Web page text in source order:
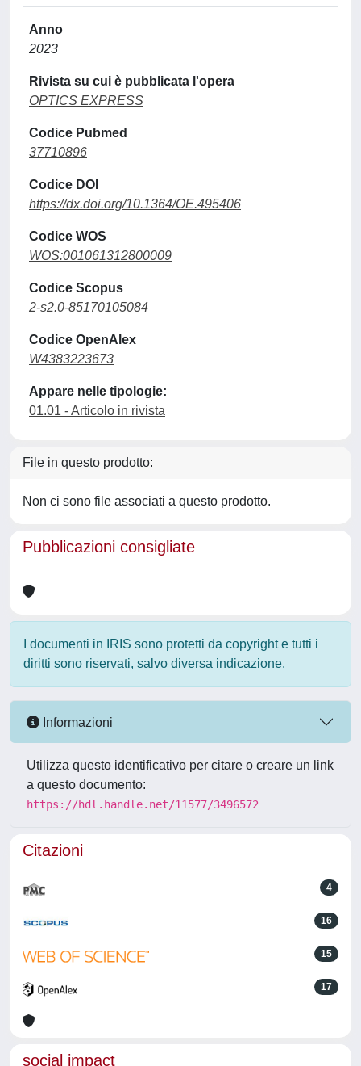
Anno
2023
Rivista su cui è pubblicata l'opera
OPTICS EXPRESS
Codice Pubmed
37710896
Codice DOI
https://dx.doi.org/10.1364/OE.495406
Codice WOS
WOS:001061312800009
Codice Scopus
2-s2.0-85170105084
Codice OpenAlex
W4383223673
Appare nelle tipologie:
01.01 - Articolo in rivista
File in questo prodotto:
Non ci sono file associati a questo prodotto.
Pubblicazioni consigliate
I documenti in IRIS sono protetti da copyright e tutti i
diritti sono riservati, salvo diversa indicazione.
Informazioni
Utilizza questo identificativo per citare o creare un link
a questo documento:
https://hdl.handle.net/11577/3496572
Citazioni
4
16
15
17
social impact